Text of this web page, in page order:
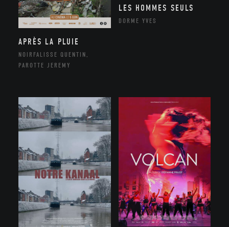
APRÈS LA PLUIE
NOIRFALISSE QUENTIN,
PAROTTE JEREMY
LES HOMMES SEULS
DORME YVES